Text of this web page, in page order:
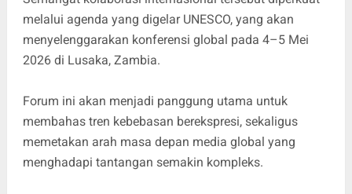
melalui agenda yang digelar UNESCO, yang akan
menyelenggarakan konferensi global pada 4–5 Mei
2026 di Lusaka, Zambia.
Forum ini akan menjadi panggung utama untuk
membahas tren kebebasan berekspresi, sekaligus
memetakan arah masa depan media global yang
menghadapi tantangan semakin kompleks.